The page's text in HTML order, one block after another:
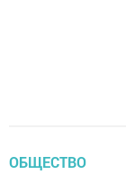
ОБЩЕСТВО